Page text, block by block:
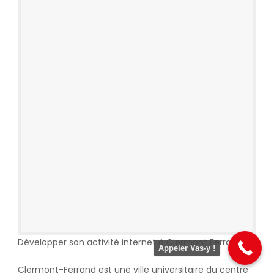
Développer son activité internet à Clermont Ferrand
Clermont-Ferrand est une ville universitaire du centre
Appeler Vas-y !